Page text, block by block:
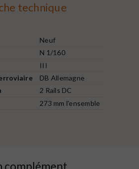
technique
Neuf
N 1/160
III
DB Allemagne
2 Rails DC
273 mm l'ensemble
complément